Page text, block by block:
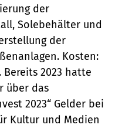
der
Solebehälter und
der
Kosten:
2023 hatte
über das
2023“ Gelder bei
Kultur und Medien